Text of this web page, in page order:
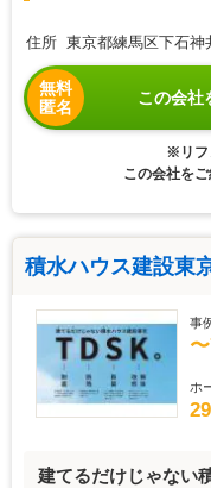
住所 東京都練馬区下石神
無料
匿名
この会社
※リフ
この会社を
積水ハウス建設東
事
ホ
建てるだけじゃない